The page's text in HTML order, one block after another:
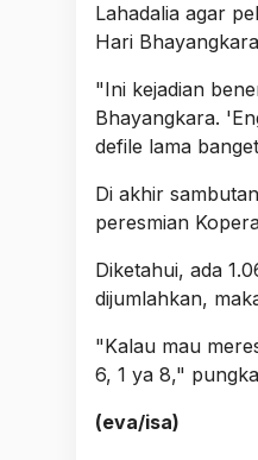
Lahadalia agar
Hari
"Ini kejadian
Bhayangkara.
defile lama
Di akhir
peresmian
Diketahui, ada
dijumlahkan,
"Kalau mau
6, 1 ya 8,"
(eva/isa)